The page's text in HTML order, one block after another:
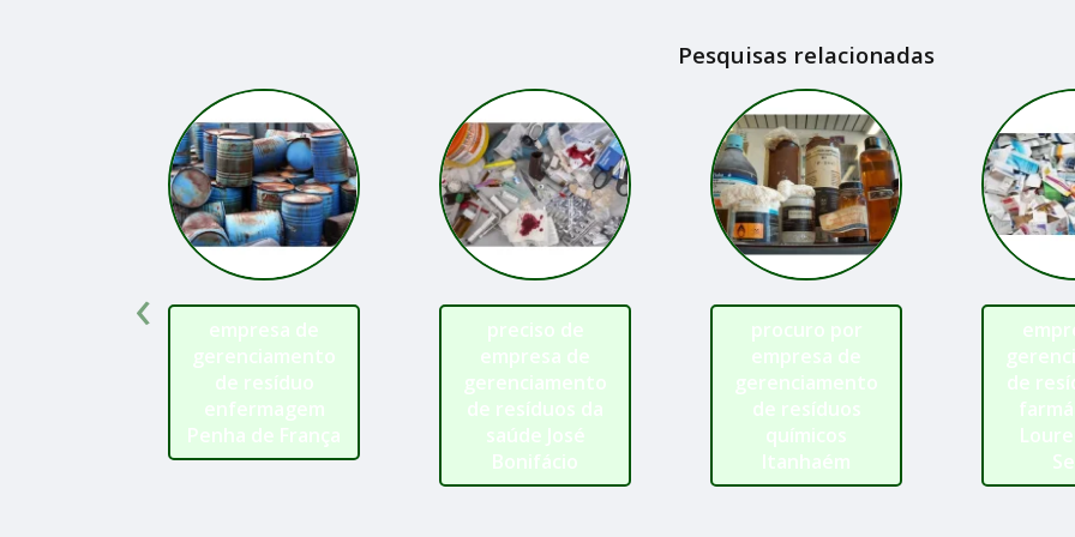
Pesquisas relacionadas
empresa de
gerenciamento
de resíduo
enfermagem
Penha de França
preciso de
empresa de
gerenciamento
de resíduos da
saúde José
Bonifácio
procuro por
empresa de
gerenciamento
de resíduos
químicos
Itanhaém
de
‹